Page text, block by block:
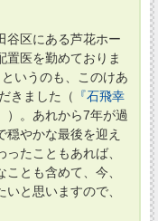
谷区にある芦花ホー
置医を勤めておりま
いうのも、このけあ
きました（
『石飛幸
）。あれから7年が過
穏やかな最後を迎え
たこともあれば、
とも含めて、今、
と思いますので、